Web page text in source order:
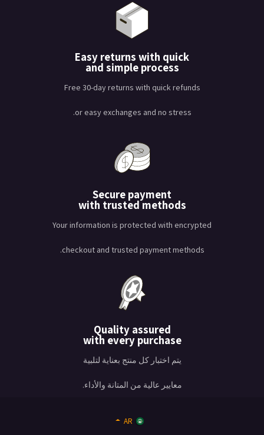
Easy returns with quick
and simple process
Free 30-day returns with quick refunds
or easy exchanges and no stress.
Secure payment
with trusted methods
Your information is protected with encrypted
checkout and trusted payment methods.
Quality assured
with every purchase
يتم اختبار كل منتج بعناية لتلبية
معايير عالية من المتانة والأداء.
AR